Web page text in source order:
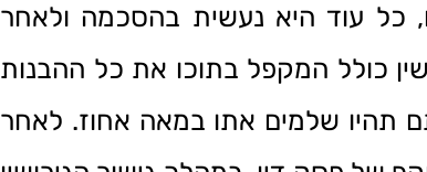
כל עוד היא נעשית בהסכמה ולאחר
כולל המקפל בתוכו את כל ההבנות
תהיו שלמים אתו במאה אחוז. לאחר